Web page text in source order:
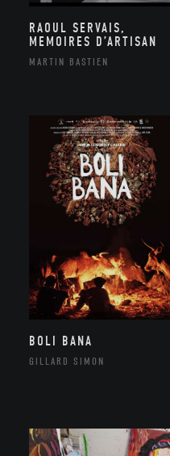
RAOUL SERVAIS,
MEMOIRES D’ARTISAN
MARTIN BASTIEN
BOLI BANA
GILLARD SIMON